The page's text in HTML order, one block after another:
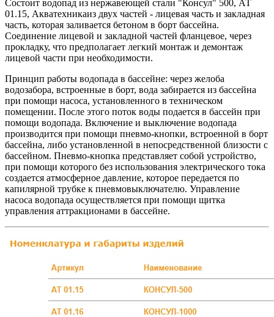
Состоит водопад из нержавеющей стали "Консул" 500, АТ
01.15, Акватехникаиз двух частей - лицевая часть и закладная
часть, которая заливается бетоном в борт бассейна.
Соединение лицевой и закладной частей фланцевое, через
прокладку, что предполагает легкий монтаж и демонтаж
лицевой части при необходимости.
Принцип работы водопада в бассейне: через желоба
водозабора, встроенные в борт, вода забирается из бассейна
при помощи насоса, установленного в техническом
помещении. После этого поток воды подается в бассейн при
помощи водопада. Включение и выключение водопада
производится при помощи пневмо-кнопки, встроенной в борт
бассейна, либо установленной в непосредственной близости с
бассейном. Пневмо-кнопка представляет собой устройство,
при помощи которого без использования электрического тока
создается атмосферное давление, которое передается по
капилярной трубке к пневмовыключателю. Управление
насоса водопада осуществляется при помощи щитка
управления аттракционами в бассейне.